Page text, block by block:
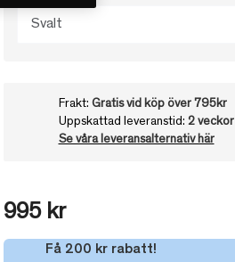
Svalt
Frakt: Gratis vid köp över 795kr
Uppskattad leveranstid: 2 veckor
Se våra leveransalternativ här
995 kr
Få 200 kr rabatt!